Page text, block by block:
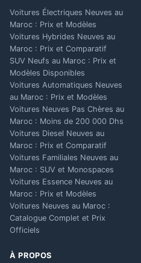
Voitures Électriques Neuves au
Maroc : Prix et Modèles
Voitures Hybrides Neuves au
Maroc : Prix et Comparatif
SUV Neufs au Maroc : Prix et
Modèles Disponibles
Voitures Automatiques Neuves
au Maroc : Prix et Modèles
Voitures Neuves Pas Chères au
Maroc : Moins de 200 000 Dhs
Voitures Diesel Neuves au
Maroc : Prix et Comparatif
Voitures Familiales Neuves au
Maroc : SUV et Monospaces
Voitures Essence Neuves au
Maroc : Prix et Modèles
Voitures Neuves au Maroc :
Catalogue Complet et Prix
Officiels
À PROPOS